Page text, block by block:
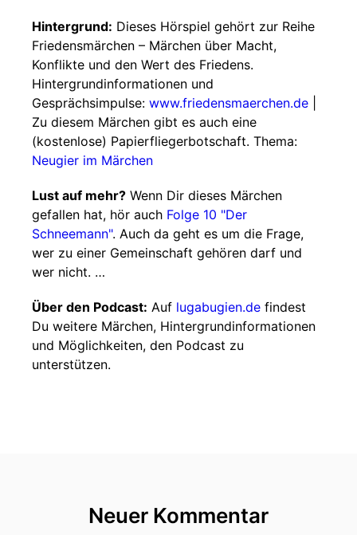
Hintergrund: Dieses Hörspiel gehört zur Reihe
Friedensmärchen – Märchen über Macht,
Konflikte und den Wert des Friedens.
Hintergrundinformationen und
Gesprächsimpulse: www.friedensmaerchen.de
Zu diesem Märchen gibt es auch eine
(kostenlose) Papierfliegerbotschaft. Thema:
Neugier im Märchen
Lust auf mehr? Wenn Dir dieses Märchen
gefallen hat, hör auch Folge 10 "Der
Schneemann". Auch da geht es um die Frage,
wer zu einer Gemeinschaft gehören darf und
wer nicht. …
Über den Podcast: Auf lugabugien.de findest
Du weitere Märchen, Hintergrundinformationen
und Möglichkeiten, den Podcast zu
unterstützen.
Neuer Kommentar